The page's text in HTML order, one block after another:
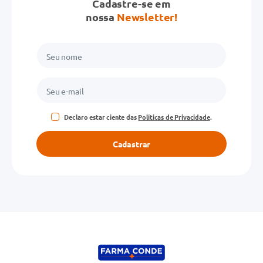
Avalie o produto de 1 a 5 estrelas
★★★
Endereço de email
Cadastre-se em
nossa Newsletter!
Declaro estar ciente dasPolíticas de Privacidade.
Cadastrar